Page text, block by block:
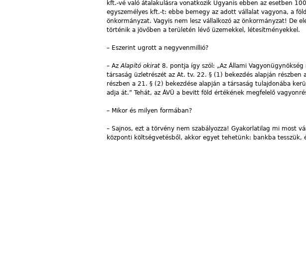
kft.-vé való átalakulásra vonatkozik Ugyanis ebben az esetben
egyszemélyes kft.-t: ebbe bemegy az adott vállalat vagyona, a
önkormányzat. Vagyis nem lesz vállalkozó az önkormányzat! De
történik a jövőben a területén lévő üzemekkel, létesítményekkel.
– Eszerint ugrott a negyvenmillió?
– Az Alapító okirat 8. pontja így szól: „Az Állami
társaság üzletrészét az At. tv. 22. § (1) bekezdés alapján részben
részben a 21. § (2) bekezdése alapján a társaság tulajdonába
adja át.” Tehát, az ÁVÜ a bevitt föld értékének megfelelő
– Mikor és milyen formában?
– Sajnos, ezt a törvény nem szabályozza! Gyakorlatilag mi most
központi költségvetésből, akkor egyet tehetünk: bankba